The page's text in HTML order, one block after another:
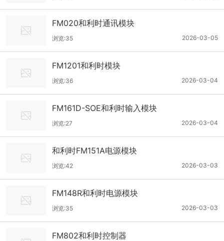
FM020和利时通讯模块
2026-03-05
浏览:35
FM1201和利时模块
2026-03-04
浏览:36
FM161D-SOE和利时输入模块
2026-03-04
浏览:27
和利时FM151A电源模块
2026-03-03
浏览:42
FM148R和利时电源模块
2026-03-03
浏览:35
FM802和利时控制器